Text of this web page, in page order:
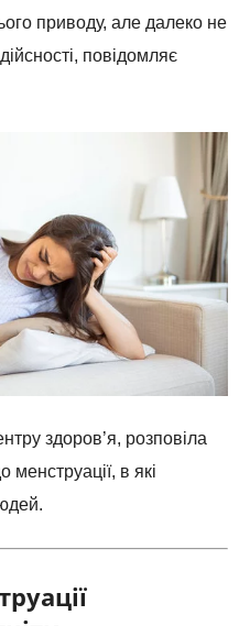
приводу, але далеко не
повідомляє
здоров’я, розповіла
в які